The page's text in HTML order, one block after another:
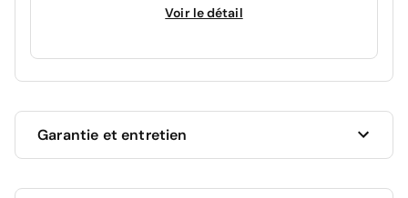
Voir le détail
Garantie et entretien